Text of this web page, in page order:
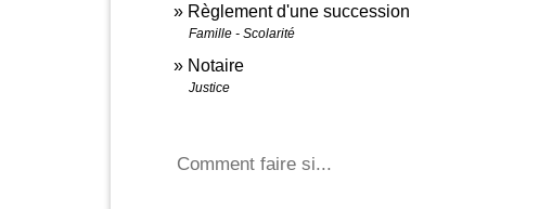
Règlement d'une succession
Famille - Scolarité
Notaire
Justice
Comment faire si...